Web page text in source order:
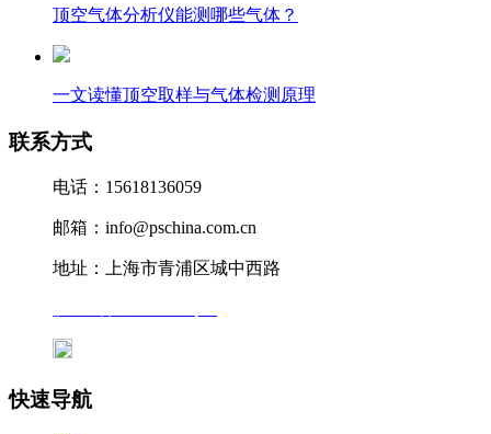
顶空气体分析仪能测哪些气体？
一文读懂顶空取样与气体检测原理
联系方式
电话：15618136059
邮箱：info@pschina.com.cn
地址：上海市青浦区城中西路
快速导航